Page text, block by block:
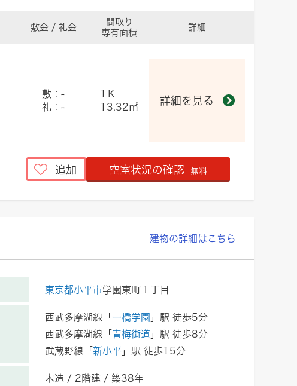
敷金 / 礼金
間取り
専有面積
詳細
敷：-
礼：-
1Ｋ
13.32㎡
詳細を見る
追加 空室状況の確認 無料
建物の詳細はこちら
東京都小平市学園東町１丁目
西武多摩湖線「 一橋学園 」駅 徒歩5分
西武多摩湖線「 青梅街道 」駅 徒歩8分
武蔵野線「 新小平 」駅 徒歩15分
木造 / 2階建 / 築38年